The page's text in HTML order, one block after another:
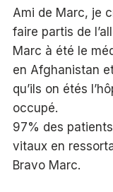
Ami de Marc, je
faire partis de
Marc à été le
en Afghanistan
qu’ils on étés
occupé.
97% des
vitaux en
Bravo Marc.